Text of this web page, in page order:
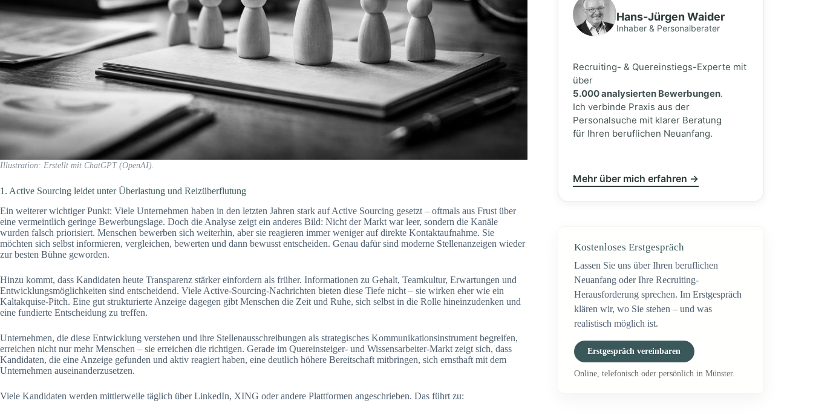
Illustration: Erstellt mit ChatGPT (OpenAI).
1. Active Sourcing leidet unter Überlastung und Reizüberflutung
Ein weiterer wichtiger Punkt: Viele Unternehmen haben in den letzten Jahren stark auf Active Sourcing gesetzt – oftmals aus Frust über
eine vermeintlich geringe Bewerbungslage. Doch die Analyse zeigt ein anderes Bild: Nicht der Markt war leer, sondern die Kanäle
wurden falsch priorisiert. Menschen bewerben sich weiterhin, aber sie reagieren immer weniger auf direkte Kontaktaufnahme. Sie
möchten sich selbst informieren, vergleichen, bewerten und dann bewusst entscheiden. Genau dafür sind moderne Stellenanzeigen wieder
zur besten Bühne geworden.
Hinzu kommt, dass Kandidaten heute Transparenz stärker einfordern als früher. Informationen zu Gehalt, Teamkultur, Erwartungen und
Entwicklungsmöglichkeiten sind entscheidend. Viele Active-Sourcing-Nachrichten bieten diese Tiefe nicht – sie wirken eher wie ein
Kaltakquise-Pitch. Eine gut strukturierte Anzeige dagegen gibt Menschen die Zeit und Ruhe, sich selbst in die Rolle hineinzudenken und
eine fundierte Entscheidung zu treffen.
Unternehmen, die diese Entwicklung verstehen und ihre Stellenausschreibungen als strategisches Kommunikationsinstrument begreifen,
erreichen nicht nur mehr Menschen – sie erreichen die richtigen. Gerade im Quereinsteiger- und Wissensarbeiter-Markt zeigt sich, dass
Kandidaten, die eine Anzeige gefunden und aktiv reagiert haben, eine deutlich höhere Bereitschaft mitbringen, sich ernsthaft mit dem
Unternehmen auseinanderzusetzen.
Viele Kandidaten werden mittlerweile täglich über LinkedIn, XING oder andere Plattformen angeschrieben. Das führt zu:
Hans-Jürgen Waider
Inhaber & Personalberater
Recruiting- & Quereinstiegs-Experte mit
über
5.000 analysierten Bewerbungen.
Ich verbinde Praxis aus der
Personalsuche mit klarer Beratung
für Ihren beruflichen Neuanfang.
Mehr über mich erfahren →
Kostenloses Erstgespräch
Lassen Sie uns über Ihren beruflichen
Neuanfang oder Ihre Recruiting-
Herausforderung sprechen. Im Erstgespräch
klären wir, wo Sie stehen – und was
realistisch möglich ist.
Erstgespräch vereinbaren
Online, telefonisch oder persönlich in Münster.